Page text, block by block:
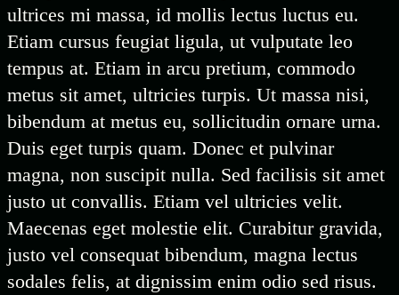
ultrices mi massa, id mollis lectus luctus eu.
Etiam cursus feugiat ligula, ut vulputate leo
tempus at. Etiam in arcu pretium, commodo
metus sit amet, ultricies turpis. Ut massa nisi,
bibendum at metus eu, sollicitudin ornare urna.
Duis eget turpis quam. Donec et pulvinar
magna, non suscipit nulla. Sed facilisis sit amet
justo ut convallis. Etiam vel ultricies velit.
Maecenas eget molestie elit. Curabitur gravida,
justo vel consequat bibendum, magna lectus
sodales felis, at dignissim enim odio sed risus.